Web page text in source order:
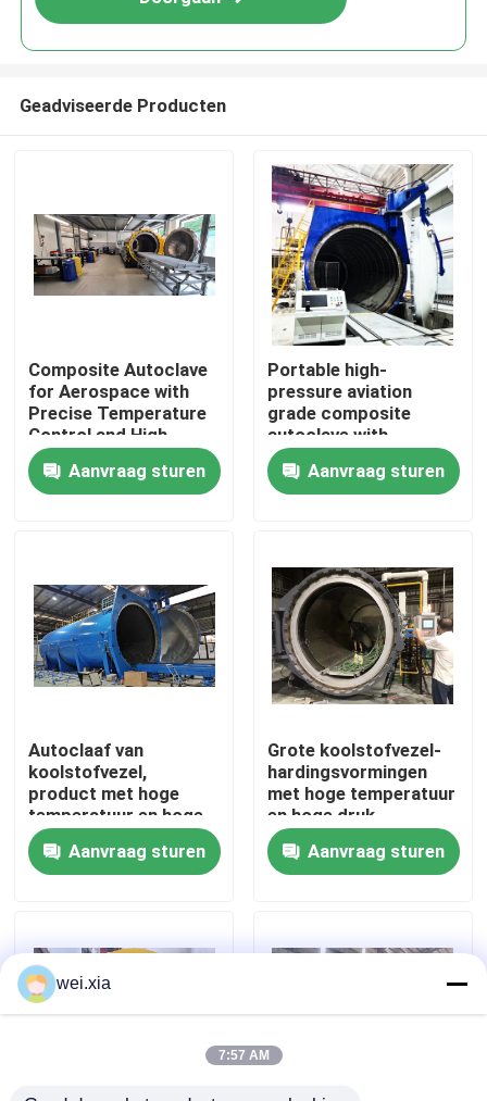
Thuis
Video's
Over ons
Fabriekstocht
Kwaliteitscontrole
Nieuws
Gevallen
Geadviseerde Producten
Composite Autoclave
for Aerospace with
Precise Temperature
Control and High-
Pressure Vessel for
Consistent Curing
Aanvraag sturen
Portable high-
pressure aviation
grade composite
autoclave with
advanced control
systems for UAV and
aerospace
Aanvraag sturen
Autoclaaf van
koolstofvezel,
product met hoge
temperatuur en hoge
druk, ondersteunt
personalisatie,
compleet systeem
Aanvraag sturen
Grote koolstofvezel-
hardingsvormingen
met hoge temperatuur
en hoge druk
Aanvraag sturen
wei.xia
7:57 AM